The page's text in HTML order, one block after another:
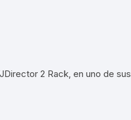
2 Rack, en uno de sus